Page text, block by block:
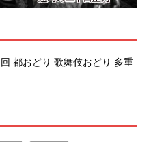
回 都おどり 歌舞伎おどり 多重